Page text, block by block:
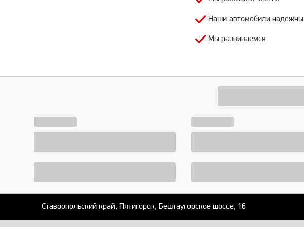
Наши автомобили надежны
Мы развиваемся
Ставропольский край, Пятигорск, Бештаугорское шоссе, 16